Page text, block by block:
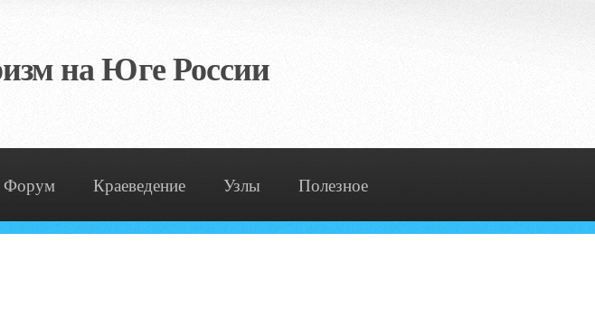
на Юге России
Форум Краеведение Узлы Полезное